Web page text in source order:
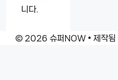
니다.
© 2026 슈퍼NOW • 제작됨